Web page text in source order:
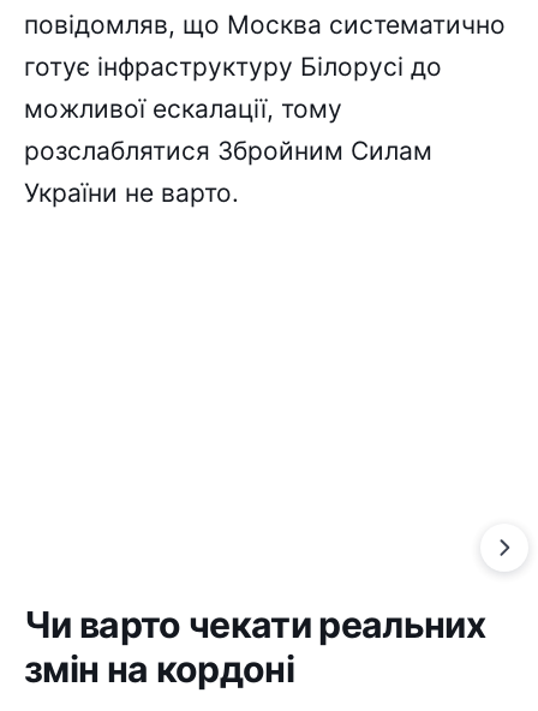
повідомляв, що Москва систематично
готує інфраструктуру Білорусі до
можливої ескалації, тому
розслаблятися Збройним Силам
України не варто.
Чи варто чекати реальних
змін на кордоні